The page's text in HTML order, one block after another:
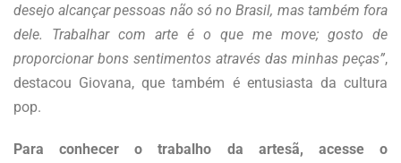
desejo alcançar pessoas não só no Brasil, mas também fora
dele. Trabalhar com arte é o que me move; gosto de
proporcionar bons sentimentos através das minhas peças”,
destacou Giovana, que também é entusiasta da cultura
pop.
Para conhecer o trabalho da artesã, acesse o